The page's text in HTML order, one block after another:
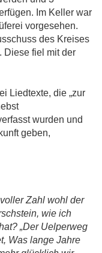
Im Keller war
vorgesehen.
des Kreises
Diese fiel mit der
Liedtexte, die „zur
wurden und
geben,
Zahl wohl der
wie ich
„Der Uelperweg
Was lange Jahre